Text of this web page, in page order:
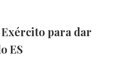
para dar
ES